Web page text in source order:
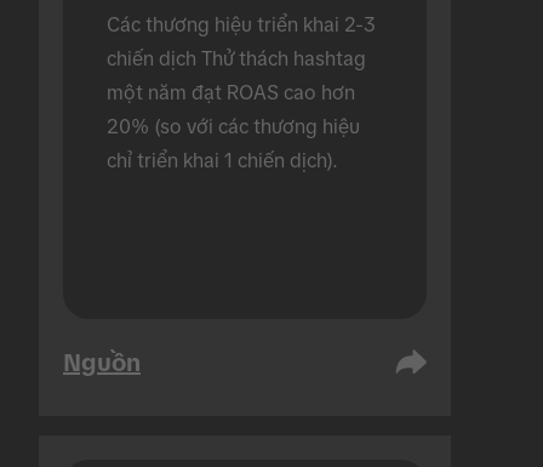
Các thương hiệu triển khai 2-3
chiến dịch Thử thách hashtag
một năm đạt ROAS cao hơn
20% (so với các thương hiệu
chỉ triển khai 1 chiến dịch).
Nguồn